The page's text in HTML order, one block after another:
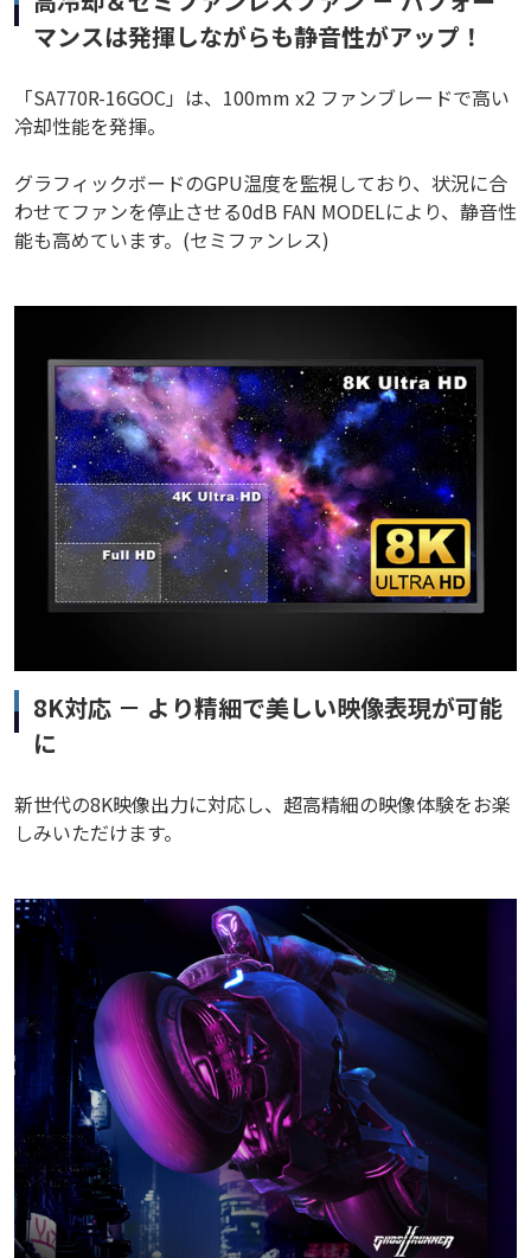
マンスは発揮しながらも静音性がアップ！
「SA770R-16GOC」は、100mm x2 ファンブレードで高い
冷却性能を発揮。
グラフィックボードのGPU温度を監視しており、状況に合
わせてファンを停止させる0dB FAN MODELにより、静音性
能も高めています。(セミファンレス)
8K対応 － より精細で美しい映像表現が可能
に
新世代の8K映像出力に対応し、超高精細の映像体験をお楽
しみいただけます。